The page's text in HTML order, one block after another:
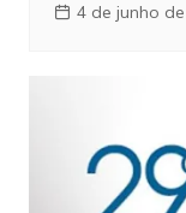
4 de junho